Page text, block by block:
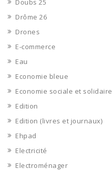
Doubs 25
Drôme 26
Drones
E-commerce
Eau
Economie bleue
Economie sociale et solidaire
Edition
Edition (livres et journaux)
Ehpad
Electricité
Electroménager